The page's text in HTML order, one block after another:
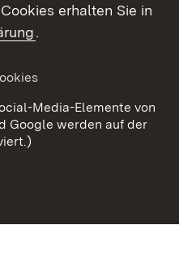
erhalten Sie in
.
Media-Elemente von
Google werden auf der